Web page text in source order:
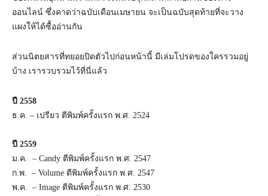
ออนไลน์ ซึ่งคาดว่าฉบับเดือนเมษายน จะเป็นฉบับสุดท้ายที่จะวาง
แผงให้ได้ซื้ออ่านกัน
ส่วนนิตยสารที่ทยอยปิดตัวไปก่อนหน้านี้ มีเล่มโปรดของใครรวมอยู่
บ้าง เรารวบรวมไว้ที่นี่แล้ว
ปี 2558
ธ.ค. – เปรียว ตีพิมพ์ครั้งแรก พ.ศ. 2524
ปี 2559
ม.ค. – Candy ตีพิมพ์ครั้งแรก พ.ศ. 2547
ก.พ. – Volume ตีพิมพ์ครั้งแรก พ.ศ. 2547
พ.ค. – Image ตีพิมพ์ครั้งแรก พ.ศ. 2530